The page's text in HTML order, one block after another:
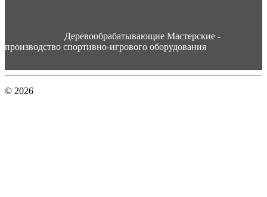
Деревообрабатывающие Мастерские -
производство спортивно-игрового оборудования
© 2026